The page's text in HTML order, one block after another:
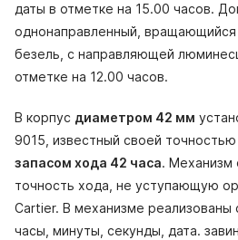
даты в отметке на 15.00 часов.
однонаправленный, вращающийся
безель, с направляющей
отметке на 12.00 часов.
В корпус диаметром 42 мм
9015, известный своей
запасом хода 42 часа. Механизм
точность хода, не уступающую
Cartier. В механизме
часы, минуты, секунды, дата.